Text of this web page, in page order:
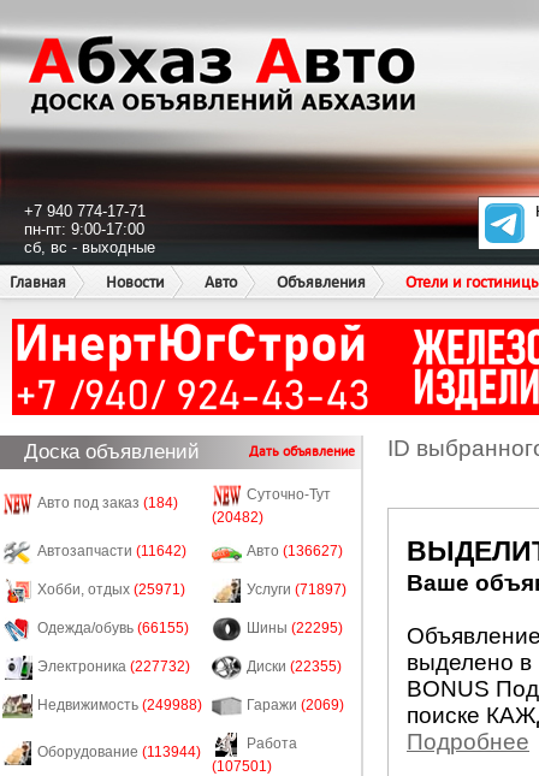
+7 940 774-17-71
пн-пт: 9:00-17:00
сб, вс - выходные
Главная
Новости Авто Объявления Отели и
Доска объявлений Дать объявление
Авто под заказ (184)
Суточно-Тут
(20482)
Автозапчасти (11642) Авто (136627)
Хобби, отдых (25971) Услуги (71897)
Одежда/обувь (66155) Шины (22295)
Электроника (227732) Диски (22355)
Недвижимость (249988) Гаражи (2069)
Оборудование (113944)
Работа
(107501)
ID
Ваше
выделено в
BONUS
поиске
Подробнее